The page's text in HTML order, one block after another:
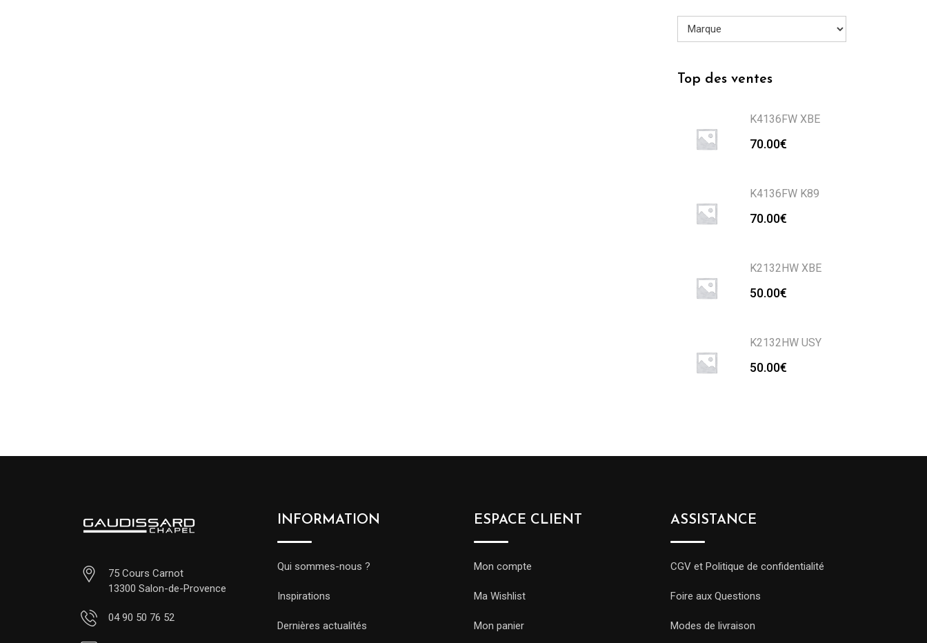
Top des ventes
K4136FW XBE
70.00€
K4136FW K89
70.00€
K2132HW XBE
50.00€
K2132HW USY
50.00€
75 Cours Carnot
13300 Salon-de-Provence
04 90 50 76 52
INFORMATION
Qui sommes-nous ?
Inspirations
Dernières actualités
ESPACE CLIENT
Mon compte
Ma Wishlist
Mon panier
ASSISTANCE
CGV et Politique de confidentialité
Foire aux Questions
Modes de livraison